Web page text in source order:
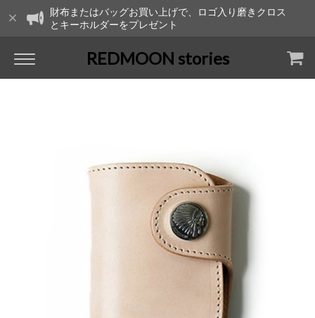
財布またはバッグお買い上げで、ロゴ入り磨きクロス
とキーホルダーをプレゼント
REDMOON stories